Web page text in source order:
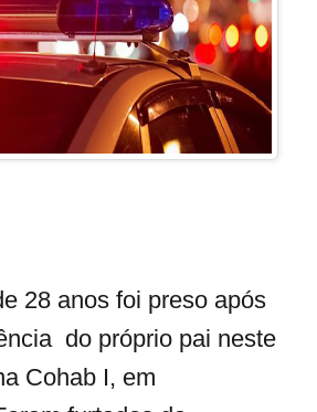
28 anos foi preso após
do próprio pai neste
Cohab I, em